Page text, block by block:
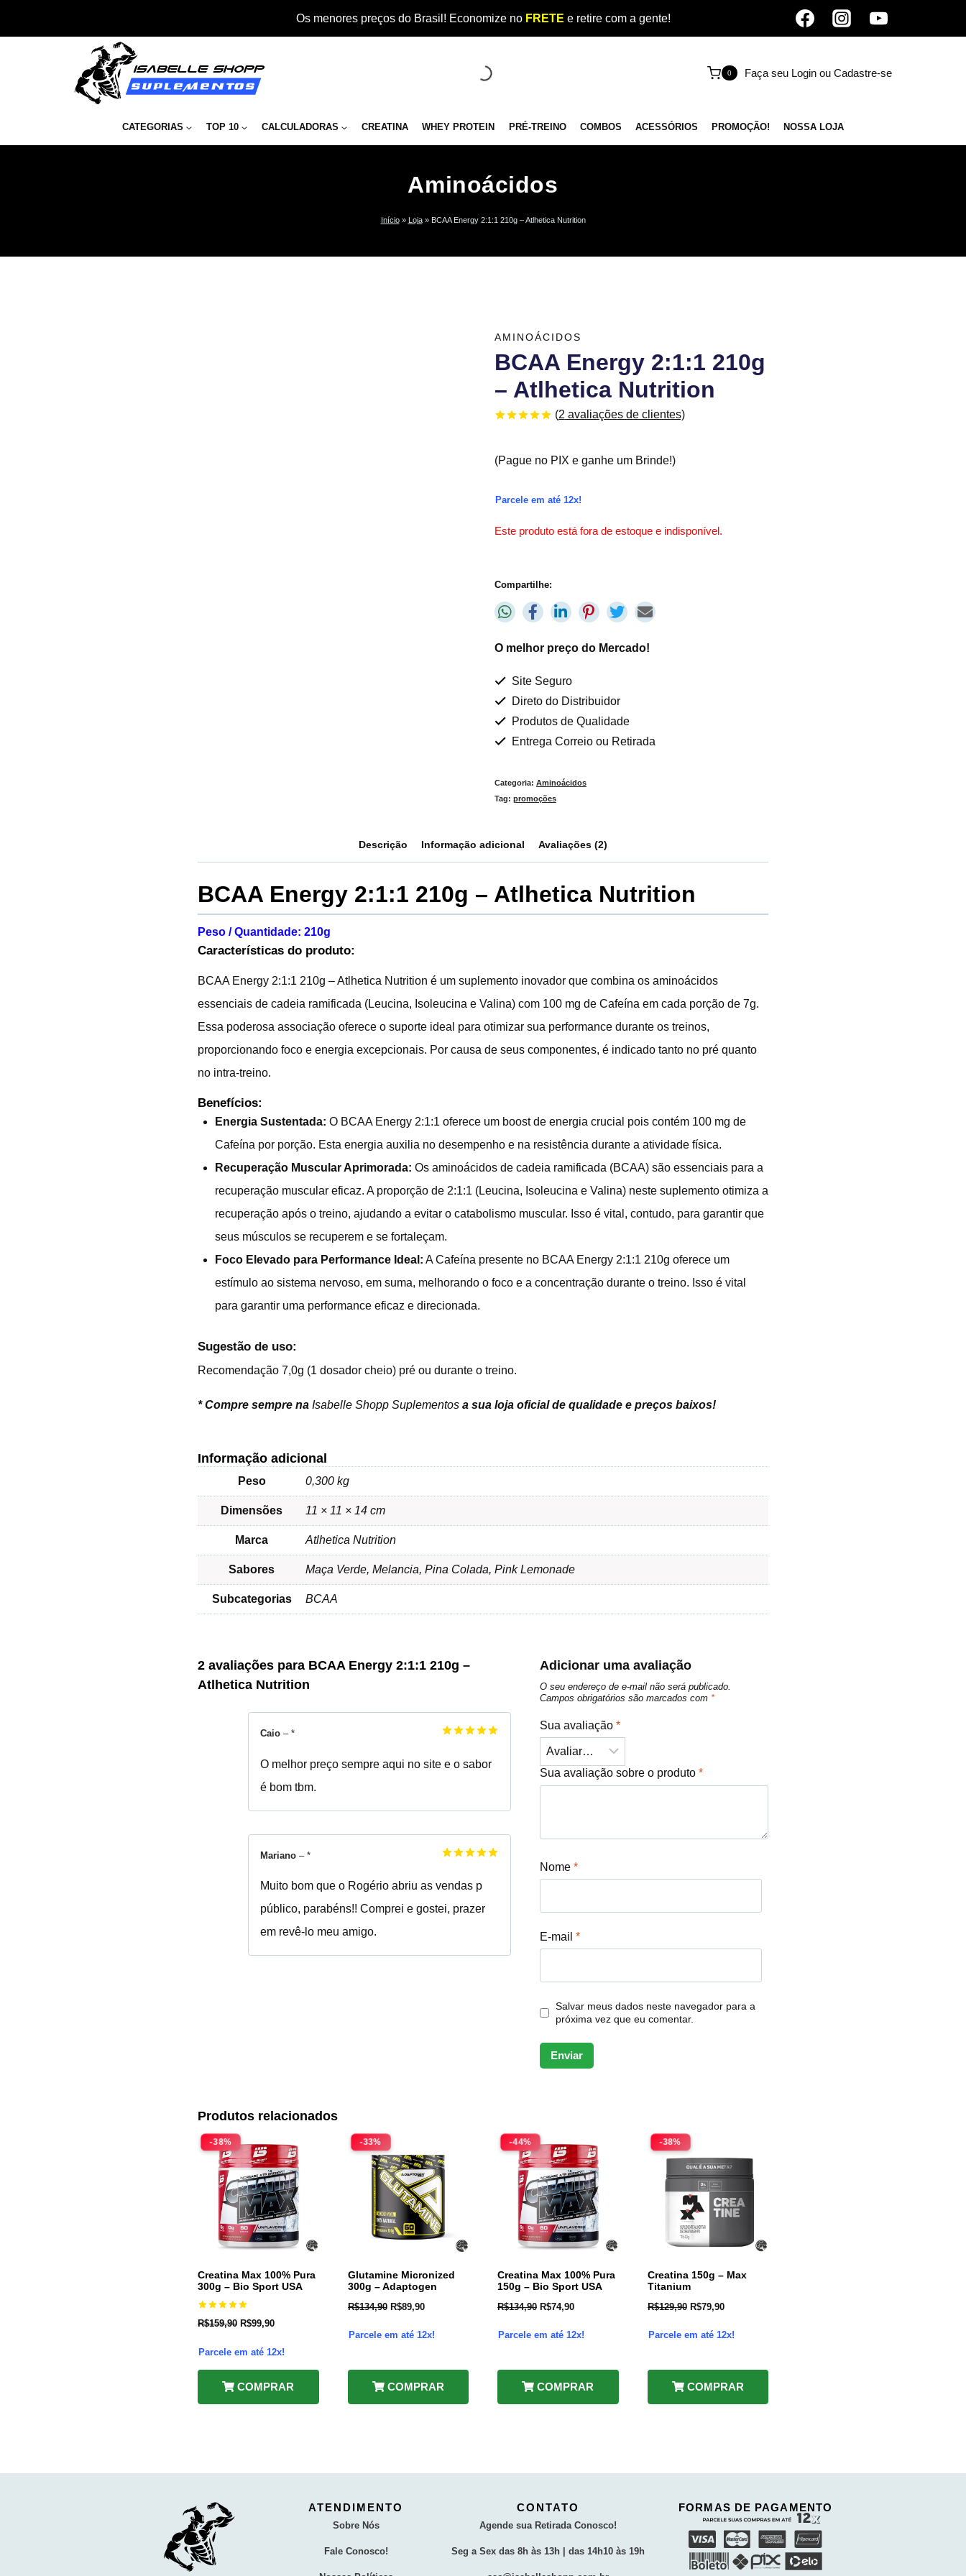
Os menores preços do Brasil! Economize no FRETE e retire com a gente!
0 Faça seu Login ou Cadastre-se
CATEGORIAS TOP 10 CALCULADORAS CREATINA WHEY PROTEIN PRÉ-TREINO COMBOS ACESSÓRIOS PROMOÇÃO! NOSSA LOJA
Aminoácidos
Início» Loja» BCAA Energy 2:1:1 210g – Atlhetica Nutrition
AMINOÁCIDOS
BCAA Energy 2:1:1 210g
– Atlhetica Nutrition
de 5, com
baseado em
(2 avaliações de clientes)
(Pague no PIX e ganhe um Brinde!)
Parcele em até 12x!
Este produto está fora de estoque e indisponível.
Compartilhe:
O melhor preço do Mercado!
Site Seguro
Direto do Distribuidor
Produtos de Qualidade
Entrega Correio ou Retirada
Categoria: Aminoácidos
Tag: promoções
Descrição Informação adicional Avaliações (2)
BCAA Energy 2:1:1 210g – Atlhetica Nutrition
Peso / Quantidade: 210g
Características do produto:
BCAAEnergy 2:1:1 210g – Atlhetica Nutrition é um suplemento inovador que combina os aminoácidos
essenciais de cadeia ramificada (Leucina, Isoleucina e Valina) com 100 mg de Cafeína em cada porção de 7g.
Essa poderosa associação oferece o suporte ideal para otimizar sua performance durante os treinos,
proporcionando foco e energia excepcionais. Por causa de seus componentes, é indicado tanto no pré quanto
no intra-treino.
Benefícios:
Energia Sustentada: O BCAA Energy 2:1:1 oferece um boost de energia crucial pois contém 100 mg de
Cafeína por porção. Esta energia auxilia no desempenho e na resistência durante a atividade física.
Recuperação Muscular Aprimorada: Os aminoácidos de cadeia ramificada (BCAA) são essenciais para a
recuperação muscular eficaz. A proporção de 2:1:1 (Leucina, Isoleucina e Valina) neste suplemento otimiza a
recuperação após o treino, ajudando a evitar o catabolismo muscular. Isso é vital, contudo, para garantir que
seus músculos se recuperem e se fortaleçam.
Foco Elevado para Performance Ideal: A Cafeína presente no BCAA Energy 2:1:1 210g oferece um
estímulo ao sistema nervoso, em suma, melhorando o foco e a concentração durante o treino. Isso é vital
para garantir uma performance eficaz e direcionada.
Sugestão de uso:
Recomendação 7,0g (1 dosador cheio) pré ou durante o treino.
*Compre sempre na Isabelle Shopp Suplementos a sua loja oficial de qualidade e preços baixos!
Informação adicional
Peso 0,300 kg
Dimensões 11 × 11 × 14 cm
Marca Atlhetica Nutrition
Sabores Maça Verde, Melancia, Pina Colada, Pink Lemonade
Subcategorias BCAA
2 avaliações para BCAA Energy 2:1:1 210g –
Atlhetica Nutrition
de 5
Caio – *
O melhor preço sempre aqui no site e o sabor
é bom tbm.
de 5
Mariano – *
Muito bom que o Rogério abriu as vendas p
público, parabéns!! Comprei e gostei, prazer
em revê-lo meu amigo.
Adicionar uma avaliação
O seu endereço de e-mail não será publicado.
Campos obrigatórios são marcados com *
Sua avaliação*
Sua avaliação sobre o produto*
Nome*
E-mail*
Salvar meus dados neste navegador para a
próxima vez que eu comentar.
Produtos relacionados
-38%
Creatina Max 100% Pura
300g – Bio Sport USA
Avaliação
5.00
R$159,90 R$99,90
Parcele em até 12x!
COMPRAR
-33%
Glutamine Micronized
300g – Adaptogen
R$134,90 R$89,90
Parcele em até 12x!
COMPRAR
-44%
Creatina Max 100% Pura
150g – Bio Sport USA
R$134,90 R$74,90
Parcele em até 12x!
COMPRAR
-38%
Creatina 150g – Max
Titanium
R$129,90 R$79,90
Parcele em até 12x!
COMPRAR
ATENDIMENTO
Sobre Nós
Fale Conosco!
CONTATO
Agende sua Retirada Conosco!
Seg a Sex das 8h às 13h | das 14h10 às 19h
FORMAS DE PAGAMENTO